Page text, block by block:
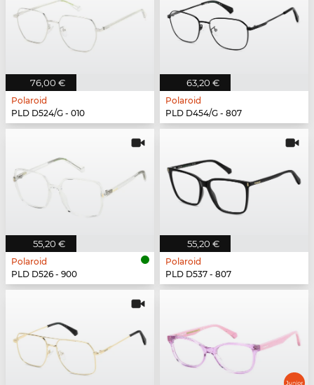
76,00 €
Polaroid
PLD D524/G - 010
63,20 €
Polaroid
PLD D454/G - 807
55,20 €
Polaroid
PLD D526 - 900
55,20 €
Polaroid
PLD D537 - 807